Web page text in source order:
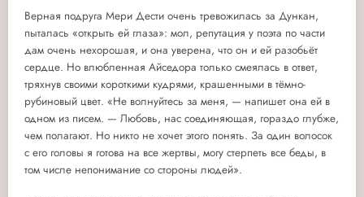
Верная подруга Мери Дести очень тревожилась за Дункан,
пыталась «открыть ей глаза»: мол, репутация у поэта по части
дам очень нехорошая, и она уверена, что он и ей разобьёт
сердце. Но влюбленная Айседора только смеялась в ответ,
тряхнув своими короткими кудрями, крашенными в тёмно-
рубиновый цвет. «Не волнуйтесь за меня, — напишет она ей в
одном из писем. — Любовь, нас соединяющая, гораздо глубже,
чем полагают. Но никто не хочет этого понять. За один волосок
с его головы я готова на все жертвы, могу стерпеть все беды, в
том числе непонимание со стороны людей».